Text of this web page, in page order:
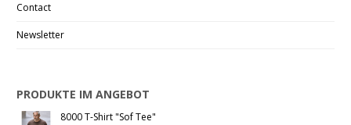
Contact
Newsletter
PRODUKTE IM ANGEBOT
8000 T-Shirt "Sof Tee"